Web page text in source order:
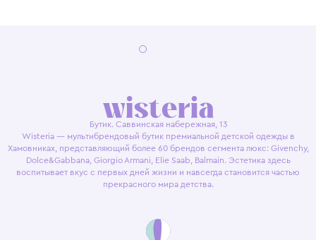
Бутик. Саввинская набережная, 13
Wisteria — мультибрендовый бутик премиальной детской одежды в
Хамовниках, представляющий более 60 брендов сегмента люкс: Givenchy,
Dolce&Gabbana, Giorgio Armani, Elie Saab, Balmain. Эстетика здесь
воспитывает вкус с первых дней жизни и навсегда становится частью
прекрасного мира детства.